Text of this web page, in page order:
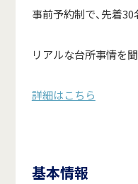
事前予約制で、先着30
リアルな台所事情を
詳細はこちら
基本情報